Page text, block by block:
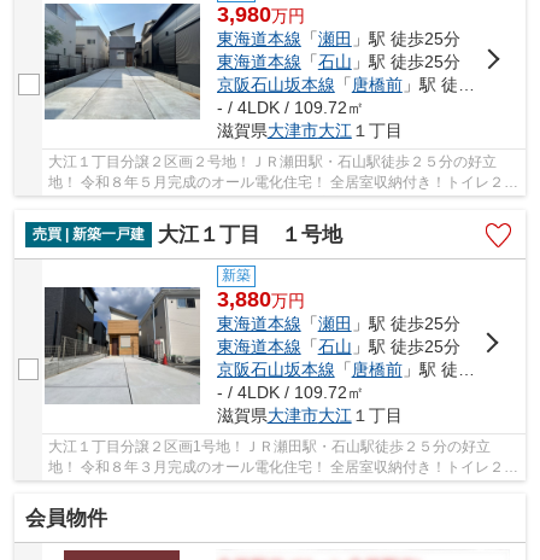
3,980万円
東海道本線 「瀬田 」駅 徒歩25分
東海道本線 「石山 」駅 徒歩25分
京阪石山坂本線 「 唐橋前」駅 徒歩27分
- / 4LDK / 109.72㎡
滋賀県大津市大江 １丁目
大江１丁目分譲２区画２号地！ＪＲ瀬田駅・石山駅徒歩２５分の好立
地！ 令和８年５月完成のオール電化住宅！ 全居室収納付き！トイレ２ヶ
所有！駐車4台可能！(車種による) 周辺環境充...
売買 | 新築一戸建
大江１丁目 １号地
新築
3,880万円
東海道本線 「瀬田 」駅 徒歩25分
東海道本線 「石山 」駅 徒歩25分
京阪石山坂本線 「唐橋前」駅 徒歩27分
- / 4LDK / 109.72㎡
滋賀県大津市大江 １丁目
大江１丁目分譲２区画1号地！ＪＲ瀬田駅・石山駅徒歩２５分の好立
地！ 令和８年３月完成のオール電化住宅！ 全居室収納付き！トイレ２ヶ
所有！駐車4台可能！(車種による) 周辺環境充実...
会員物件